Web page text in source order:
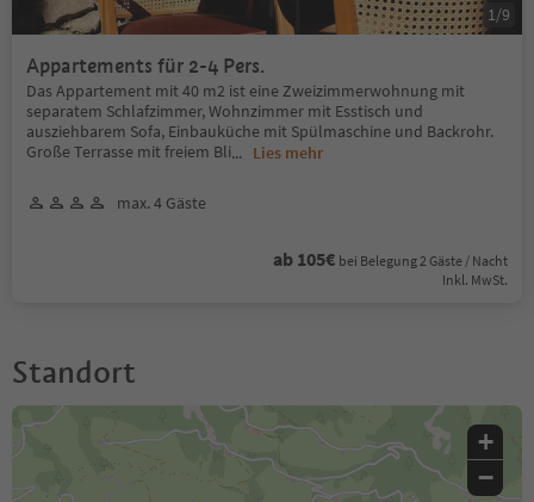
Appartements für 2-4 Pers.
Das Appartement mit 40 m2 ist eine Zweizimmerwohnung mit
separatem Schlafzimmer, Wohnzimmer mit Esstisch und
ausziehbarem Sofa, Einbauküche mit Spülmaschine und Backrohr.
Große Terrasse mit freiem Bli... Lies mehr
max. 4 Gäste
ab 105€ bei Belegung 2 Gäste / Nacht
Inkl. MwSt.
1 /9
Standort
+
−